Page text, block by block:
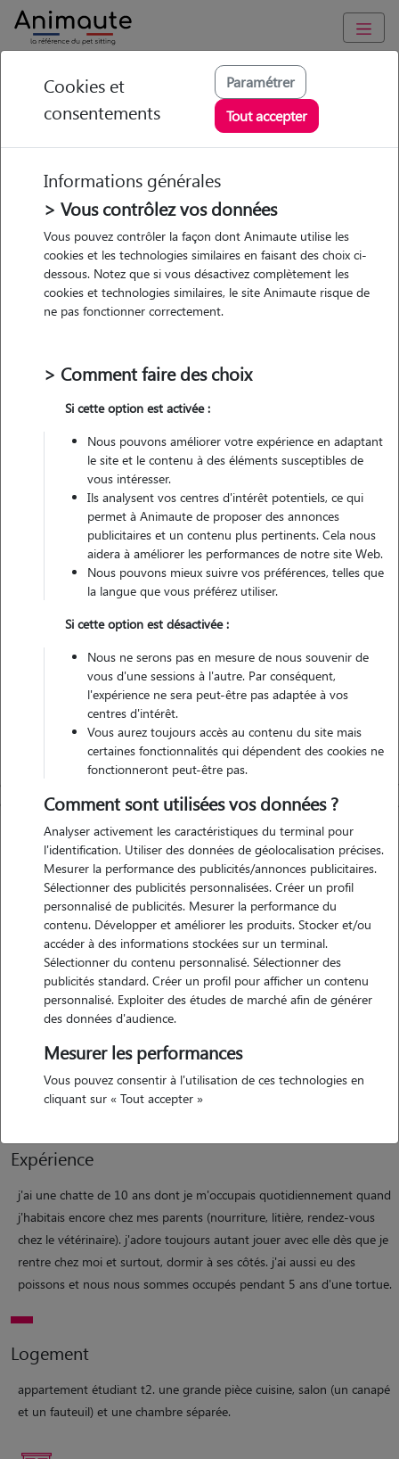
Animaute Provence Alpes Côte d'Azur /Bouches-du-Rhône
Marseille 4e Arrondissement
Mia - Petsitter à
MARSEILLE 04
5/5 (2 avis)
• 24 ans
Garde
Pas d'animaux Appartement
Véhiculé
Gardes réalisées
Contacter
L'envoi d'une demande est sans engagement
Motivation
depuis que j'habite seule, le contact avec ma chatte me manque
beaucoup. j'ai envisagé d'adopter de nouveau un chat, cela dit, je
souhaite attendre d'être indépendante financièrement avant de
prendre cet engagement. c'est pourquoi l'expérience animaute se
présente à merveille !
Expérience
j'ai une chatte de 10 ans dont je m'occupais quotidiennement quand
j'habitais encore chez mes parents (nourriture, litière, rendez-vous
chez le vétérinaire). j'adore toujours autant jouer avec elle dès que je
rentre chez moi et surtout, dormir à ses côtés. j'ai aussi eu des
poissons et nous nous sommes occupés pendant 5 ans d'une tortue.
Logement
appartement étudiant t2. une grande pièce cuisine, salon (un canapé
et un fauteuil) et une chambre séparée.
Cookies et
consentements
Paramétrer
Tout accepter
Informations générales
> Vous contrôlez vos données
Vous pouvez contrôler la façon dont Animaute utilise les
cookies et les technologies similaires en faisant des choix ci-
dessous. Notez que si vous désactivez complètement les
cookies et technologies similaires, le site Animaute risque de
ne pas fonctionner correctement.
> Comment faire des choix
Si cette option est activée :
Nous pouvons améliorer votre expérience en adaptant
le site et le contenu à des éléments susceptibles de
vous intéresser.
Ils analysent vos centres d'intérêt potentiels, ce qui
permet à Animaute de proposer des annonces
publicitaires et un contenu plus pertinents. Cela nous
aidera à améliorer les performances de notre site Web.
Nous pouvons mieux suivre vos préférences, telles que
la langue que vous préférez utiliser.
Si cette option est désactivée :
Nous ne serons pas en mesure de nous souvenir de
vous d'une sessions à l'autre. Par conséquent,
l'expérience ne sera peut-être pas adaptée à vos
centres d'intérêt.
Vous aurez toujours accès au contenu du site mais
certaines fonctionnalités qui dépendent des cookies ne
fonctionneront peut-être pas.
Comment sont utilisées vos données ?
Analyser activement les caractéristiques du terminal pour
l'identification. Utiliser des données de géolocalisation précises.
Mesurer la performance des publicités/annonces publicitaires.
Sélectionner des publicités personnalisées. Créer un profil
personnalisé de publicités. Mesurer la performance du
contenu. Développer et améliorer les produits. Stocker et/ou
accéder à des informations stockées sur un terminal.
Sélectionner du contenu personnalisé. Sélectionner des
publicités standard. Créer un profil pour afficher un contenu
personnalisé. Exploiter des études de marché afin de générer
des données d'audience.
Mesurer les performances
Vous pouvez consentir à l'utilisation de ces technologies en
cliquant sur « Tout accepter »